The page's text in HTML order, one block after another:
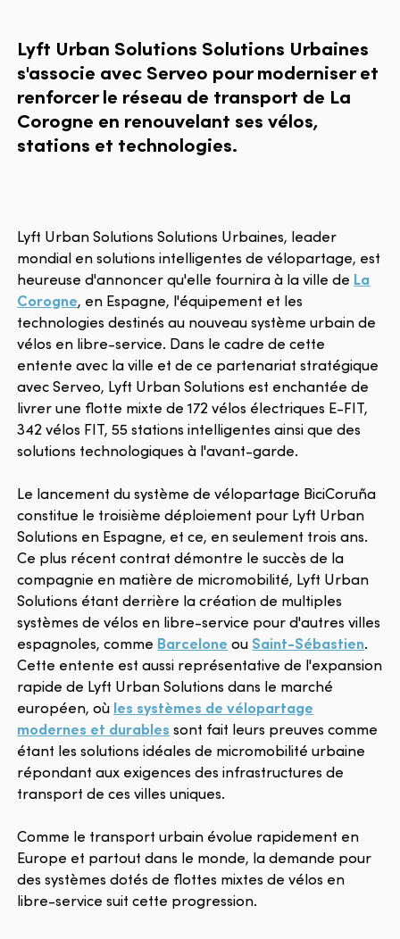
Lyft Urban Solutions Solutions Urbaines
s'associe avec Serveo pour moderniser et
renforcer le réseau de transport de La
Corogne en renouvelant ses vélos,
stations et technologies.
Lyft Urban Solutions Solutions Urbaines, leader
mondial en solutions intelligentes de vélopartage, est
heureuse d'annoncer qu'elle fournira à la ville de La
Corogne, en Espagne, l'équipement et les
technologies destinés au nouveau système urbain de
vélos en libre-service. Dans le cadre de cette
entente avec la ville et de ce partenariat stratégique
avec Serveo, Lyft Urban Solutions est enchantée de
livrer une flotte mixte de 172 vélos électriques E-FIT,
342 vélos FIT, 55 stations intelligentes ainsi que des
solutions technologiques à l'avant-garde.
Le lancement du système de vélopartage BiciCoruña
constitue le troisième déploiement pour Lyft Urban
Solutions en Espagne, et ce, en seulement trois ans.
Ce plus récent contrat démontre le succès de la
compagnie en matière de micromobilité, Lyft Urban
Solutions étant derrière la création de multiples
systèmes de vélos en libre-service pour d'autres villes
espagnoles, comme Barcelone ou Saint-Sébastien.
Cette entente est aussi représentative de l'expansion
rapide de Lyft Urban Solutions dans le marché
européen, où les systèmes de vélopartage
modernes et durables sont fait leurs preuves comme
étant les solutions idéales de micromobilité urbaine
répondant aux exigences des infrastructures de
transport de ces villes uniques.
Comme le transport urbain évolue rapidement en
Europe et partout dans le monde, la demande pour
des systèmes dotés de flottes mixtes de vélos en
libre-service suit cette progression.